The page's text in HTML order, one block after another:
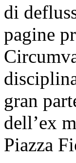
di
pagine
gran
dell’ex
Piazza